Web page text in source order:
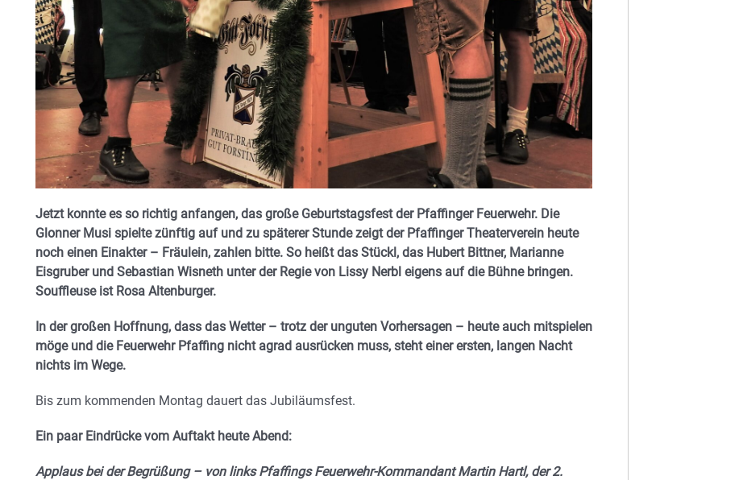
Jetzt konnte es so richtig anfangen, das große Geburtstagsfest der Pfaffinger Feuerwehr. Die
Glonner Musi spielte zünftig auf und zu späterer Stunde zeigt der Pfaffinger Theaterverein heute
noch einen Einakter – Fräulein, zahlen bitte. So heißt das Stückl, das Hubert Bittner, Marianne
Eisgruber und Sebastian Wisneth unter der Regie von Lissy Nerbl eigens auf die Bühne bringen.
Souffleuse ist Rosa Altenburger.
In der großen Hoffnung, dass das Wetter – trotz der unguten Vorhersagen – heute auch mitspielen
möge und die Feuerwehr Pfaffing nicht agrad ausrücken muss, steht einer ersten, langen Nacht
nichts im Wege.
Bis zum kommenden Montag dauert das Jubiläumsfest.
Ein paar Eindrücke vom Auftakt heute Abend:
Applaus bei der Begrüßung – von links Pfaffings Feuerwehr-Kommandant Martin Hartl, der 2.